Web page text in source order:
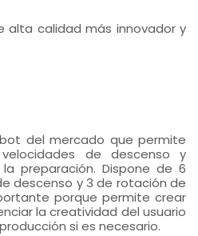
alta calidad más innovador y
del mercado que permite
de descenso y
preparación. Dispone de 6
descenso y 3 de rotación de
porque permite crear
la creatividad del usuario
si es necesario.